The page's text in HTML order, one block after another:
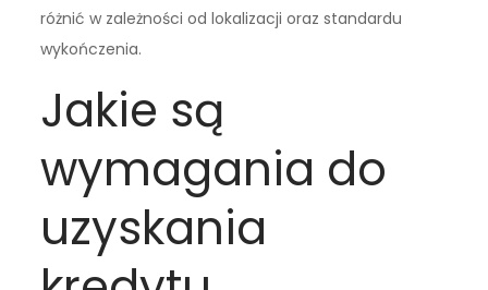
różnić w zależności od lokalizacji oraz standardu
wykończenia.
Jakie są
wymagania do
uzyskania